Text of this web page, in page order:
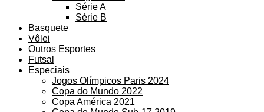
Série A
Série B
Basquete
Vôlei
Outros Esportes
Futsal
Especiais
Jogos Olímpicos Paris 2024
Copa do Mundo 2022
Copa América 2021